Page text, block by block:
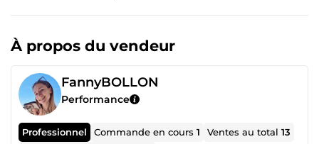
À propos du vendeur
FannyBOLLON
Performance
Professionnel Commande en cours1 Ventes au total13